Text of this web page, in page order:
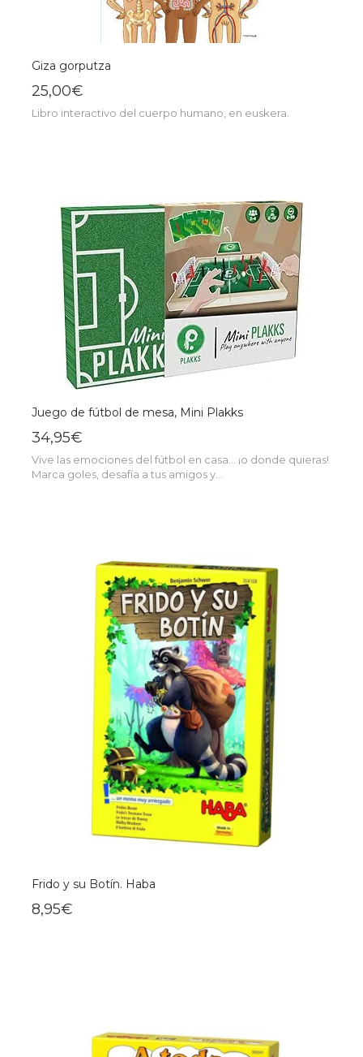
Giza gorputza
25,00€
Libro interactivo del cuerpo humano, en euskera.
Juego de fútbol de mesa, Mini Plakks
34,95€
Vive las emociones del fútbol en casa... ¡o donde quieras!
Marca goles, desafía a tus amigos y...
Frido y su Botín. Haba
8,95€